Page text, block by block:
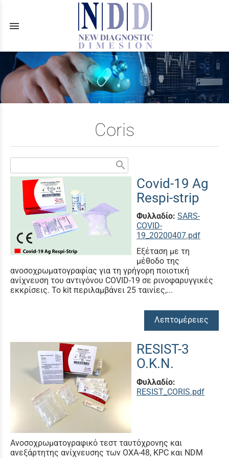
menu
Coris
search
Covid-19 Ag
Respi-strip
Φυλλαδίο: SARS-
COVID-
19_20200407.pdf
Εξέταση με τη
μέθοδο της
ανοσοχρωματογραφίας για τη γρήγορη ποιοτική
ανίχνευση του αντιγόνου COVID-19 σε ρινοφαρυγγικές
εκκρίσεις. Το kit περιλαμβάνει 25 ταινίες,...
Λεπτομέρειες
RESIST-3
O.K.N.
Φυλλαδίο:
RESIST_CORIS.pdf
Ανοσοχρωματογραφικό τεστ ταυτόχρονης και
ανεξάρτητης ανίχνευσης των OXA-48, KPC και NDM